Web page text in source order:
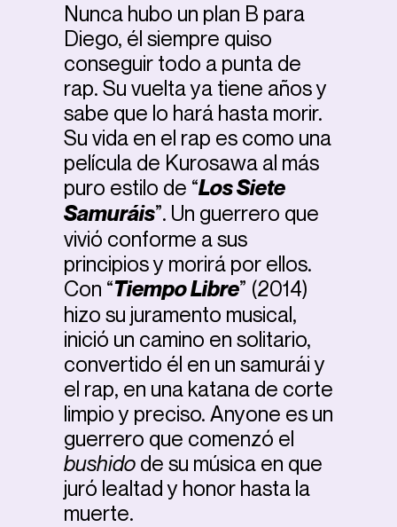
Nunca hubo un plan B para
Diego, él siempre quiso
conseguir todo a punta de
rap. Su vuelta ya tiene años y
sabe que lo hará hasta morir.
Su vida en el rap es como una
película de Kurosawa al más
puro estilo de “Los Siete
Samuráis”. Un guerrero que
vivió conforme a sus
principios y morirá por ellos.
Con “Tiempo Libre” (2014)
hizo su juramento musical,
inició un camino en solitario,
convertido él en un samurái y
el rap, en una katana de corte
limpio y preciso. Anyone es un
guerrero que comenzó el
bushido de su música en que
juró lealtad y honor hasta la
muerte.